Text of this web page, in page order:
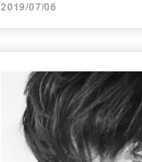
2019/07/06